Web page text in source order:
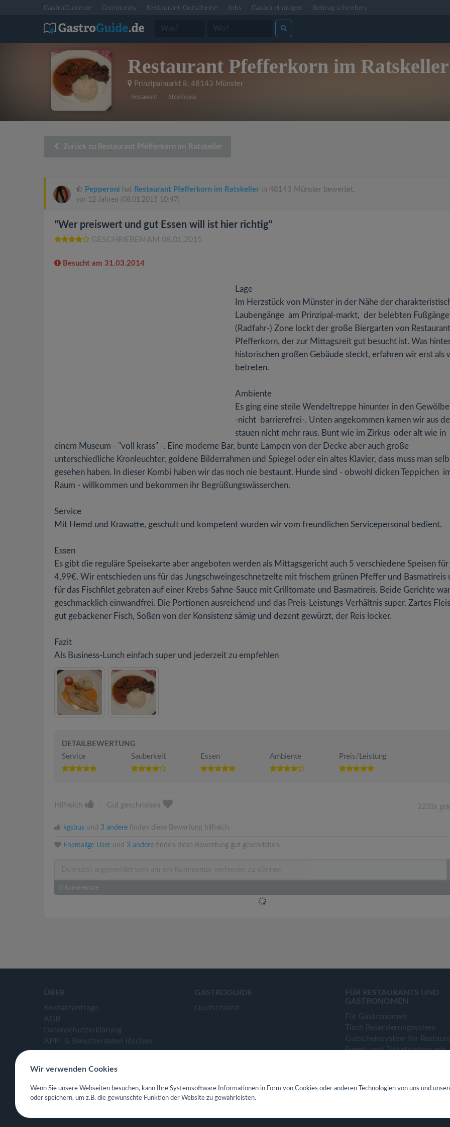
GastroGuide.de Community Restaurant-Gutscheine Jobs Gastro eintragen Beitrag schreiben
Restaurant Pfefferkorn im Ratskeller
Prinzipalmarkt 8,48143 Münster
Restaurant Steakhouse
Zurück zu Restaurant Pfefferkorn im Ratskeller
Pepperoni hat Restaurant Pfefferkorn im Ratskeller in 48143 Münster bewertet.
vor 12 Jahren (08.01.2015 10:47)
"Wer preiswert und gut Essen will ist hier richtig"
GESCHRIEBEN AM 08.01.2015
Besucht am 31.03.2014
Lage
Im Herzstück von Münster in der Nähe der
Laubengänge am Prinzipal-markt, der belebten
(Radfahr-) Zone lockt der große Biergarten von Restaurant
Pfefferkorn, der zur Mittagszeit gut besucht ist. Was
historischen großen Gebäude steckt, erfahren wir erst als
betreten.
Ambiente
Es ging eine steile Wendeltreppe hinunter in den
-nicht barrierefrei-. Unten angekommen kamen wir aus
stauen nicht mehr raus. Bunt wie im Zirkus oder alt wie in
einem Museum - "voll krass" -. Eine moderne Bar, bunte Lampen von der Decke aber auch große
unterschiedliche Kronleuchter, goldene Bilderrahmen und Spiegel oder ein altes Klavier, dass muss man
gesehen haben. In dieser Kombi haben wir das noch nie bestaunt. Hunde sind - obwohl dicken Teppichen
Raum - willkommen und bekommen ihr Begrüßungswässerchen.
Service
Mit Hemd und Krawatte, geschult und kompetent wurden wir vom freundlichen Servicepersonal bedient.
Essen
Es gibt die reguläre Speisekarte aber angeboten werden als Mittagsgericht auch 5 verschiedene Speisen für
4,99€. Wir entschieden uns für das Jungschweingeschnetzelte mit frischem grünen Pfeffer und Basmatireis
für das Fischfilet gebraten auf einer Krebs-Sahne-Sauce mit Grilltomate und Basmatireis. Beide Gerichte
geschmacklich einwandfrei. Die Portionen ausreichend und das Preis-Leistungs-Verhältnis super. Zartes
gut gebackener Fisch, Soßen von der Konsistenz sämig und dezent gewürzt, der Reis locker.
Fazit
Als Business-Lunch einfach super und jederzeit zu empfehlen
DETAILBEWERTUNG
Service
Sauberkeit Essen Ambiente Preis/Leistung
Hilfreich Gut geschrieben 2233x
kgsbus und 3 andere finden diese Bewertung hilfreich.
Ehemalige User und 3 andere finden diese Bewertung gut geschrieben.
0 Kommentare
ÜBER
Kontaktanfrage
AGB
Datenschutzerklärung
APP- & Benutzerdaten löschen
Impressum
GASTROGUIDE
Deutschland
FÜR RESTAURANTS UND
GASTRONOMEN
Für Gastronomen
Tisch Reservierungsystem
Gutscheinsystem für
Event- und Ticketsystem mit
Webseiten für Restaurant
Wir verwenden Cookies
Wenn Sie unsere Webseiten besuchen, kann Ihre Systemsoftware Informationen in Form von Cookies oder anderen Technologien von uns und
oder speichern, um z.B. die gewünschte Funktion der Website zu gewährleisten.